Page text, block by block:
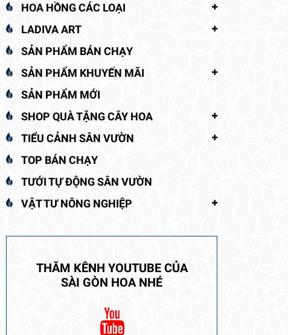
HOA HỒNG CÁC LOẠI
LADIVA ART
SẢN PHẨM BÁN CHẠY
SẢN PHẨM KHUYẾN MÃI
SẢN PHẨM MỚI
SHOP QUÀ TẶNG CÂY HOA
TIỂU CẢNH SÂN VƯỜN
TOP BÁN CHẠY
TƯỚI TỰ ĐỘNG SÂN VƯỜN
VẬT TƯ NÔNG NGHIỆP
THĂM KÊNH YOUTUBE CỦA
SÀI GÒN HOA NHÉ